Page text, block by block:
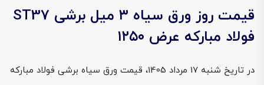
قیمت روز ورق سیاه ۳ میل برشی ST37
فولاد مبارکه عرض ۱۲۵۰
در تاریخ شنبه 17 مرداد 1405، قیمت ورق سیاه برشی فولاد مبارکه